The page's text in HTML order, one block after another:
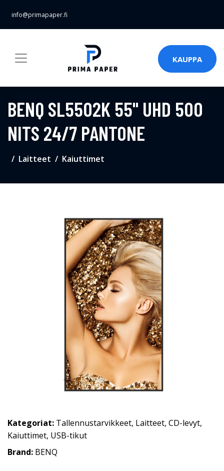
info@primapaper.fi
KAUPPA
BENQ SL5502K 55" UHD 500
NITS 24/7 PANTONE
Laitteet Kaiuttimet
Kategoriat: Tallennustarvikkeet, Laitteet, CD-levyt,
Kaiuttimet, USB-tikut
Brand: BENQ